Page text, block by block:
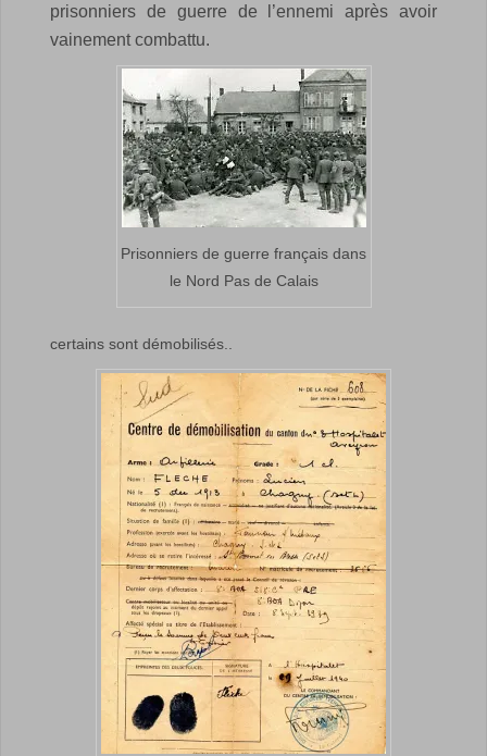
prisonniers de guerre de l’ennemi après avoir
vainement combattu.
Prisonniers de guerre français dans
le Nord Pas de Calais
certains sont démobilisés..